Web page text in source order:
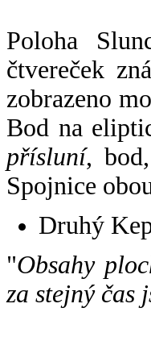
Poloha
čtvereček
zobrazeno
Bod na
přísluní,
Spojnice
Druhý
"Obsahy
za stejný čas